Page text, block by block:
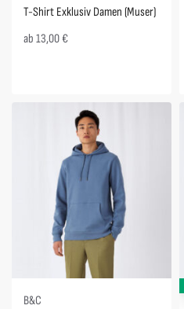
T-Shirt Exklusiv Damen (Muser)
ab 13,00 €
B&C